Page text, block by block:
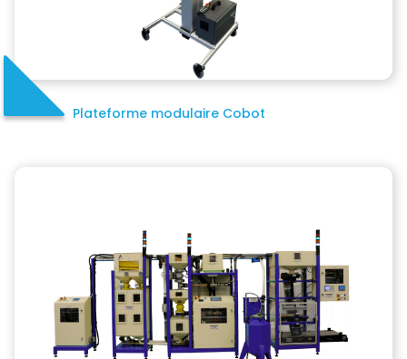
Plateforme modulaire Cobot